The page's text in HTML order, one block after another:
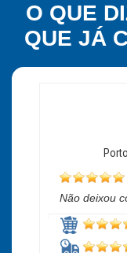
O QUE
QUE JÁ
Não deixou